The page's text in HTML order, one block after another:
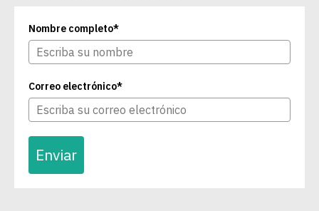
Nombre completo*
Correo electrónico*
Enviar